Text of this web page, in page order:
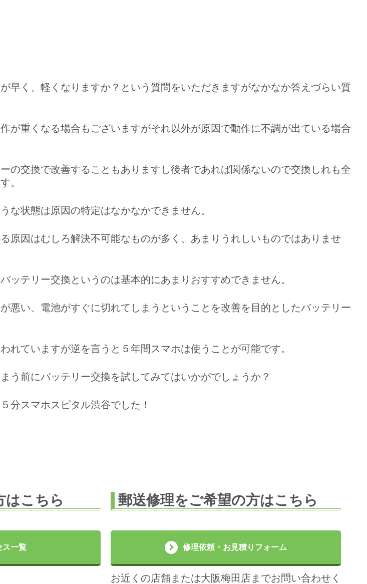
早く、軽くなりますか？という質問をいただきますがなかなか答えづらい質
が重くなる場合もございますがそれ以外が原因で動作に不調が出ている場合
の交換で改善することもありますし後者であれば関係ないので交換しれも全
。
な状態は原因の特定はなかなかできません。
原因はむしろ解決不可能なものが多く、あまりうれしいものではありませ
ッテリー交換というのは基本的にあまりおすすめできません。
悪い、電池がすぐに切れてしまうということを改善を目的としたバッテリー
れていますが逆を言うと５年間スマホは使うことが可能です。
う前にバッテリー交換を試してみてはいかがでしょうか？
分スマホスピタル渋谷でした！
はこちら
ス一覧
郵送修理をご希望の方はこちら
修理依頼・お見積りフォーム
お近くの店舗または大阪梅田店までお問い合わせく